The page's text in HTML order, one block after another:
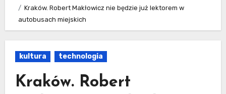
Kraków. Robert Makłowicz nie będzie już lektorem w
autobusach miejskich
kultura technologia
Kraków. Robert